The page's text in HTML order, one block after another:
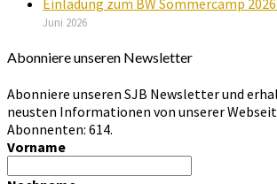
Einladung zum BW Sommercamp
Juni 2026
Abonniere unseren Newsletter
Abonniere unseren SJB Newsletter und
neusten Informationen von unserer
Abonnenten: 614.
Vorname